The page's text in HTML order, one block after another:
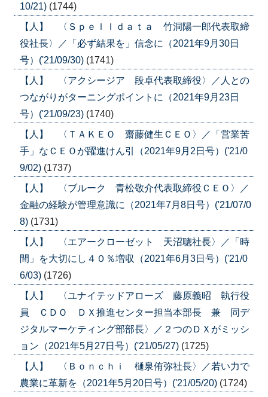
10/21) (1744)
【人】 〈Ｓｐｅｌｌｄａｔａ 竹洞陽一郎代表取締
役社長〉／「必ず結果を」信念に（2021年9月30日
号）('21/09/30) (1741)
【人】 〈アクシージア 段卓代表取締役〉／人との
つながりがターニングポイントに（2021年9月23日
号）('21/09/23) (1740)
【人】 〈ＴＡＫＥＯ 齋藤健生ＣＥＯ〉／「営業苦
手」なＣＥＯが躍進けん引（2021年9月2日号）('21/0
9/02) (1737)
【人】 〈ブルーク 青松敬介代表取締役ＣＥＯ〉／
金融の経験が管理意識に（2021年7月8日号）('21/07/0
8) (1731)
【人】 〈エアークローゼット 天沼聰社長〉／「時
間」を大切にし４０％増収（2021年6月3日号）('21/0
6/03) (1726)
【人】 〈ユナイテッドアローズ 藤原義昭 執行役
員 ＣＤＯ ＤＸ推進センター担当本部長 兼 同デ
ジタルマーケティング部部長〉／２つのＤＸがミッシ
ョン（2021年5月27日号）('21/05/27) (1725)
【人】 〈Ｂｏｎｃｈｉ 樋泉侑弥社長〉／若い力で
農業に革新を（2021年5月20日号）('21/05/20) (1724)